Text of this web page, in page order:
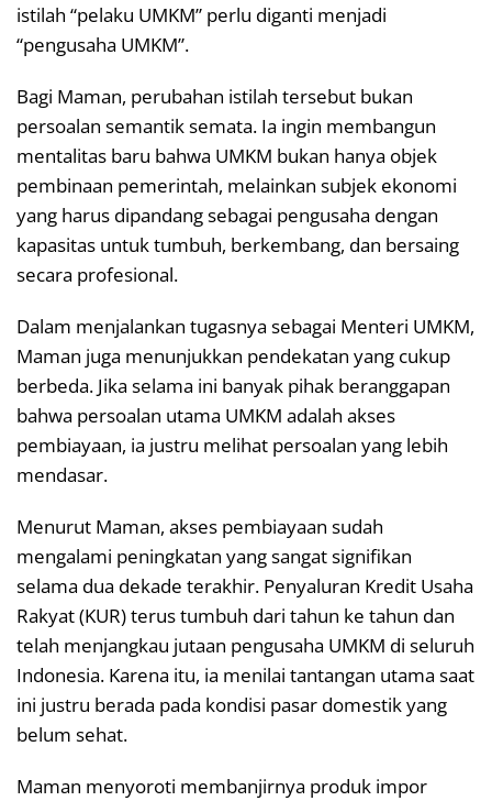
istilah “pelaku UMKM” perlu diganti menjadi
“pengusaha UMKM”.
Bagi Maman, perubahan istilah tersebut bukan
persoalan semantik semata. Ia ingin membangun
mentalitas baru bahwa UMKM bukan hanya objek
pembinaan pemerintah, melainkan subjek ekonomi
yang harus dipandang sebagai pengusaha dengan
kapasitas untuk tumbuh, berkembang, dan bersaing
secara profesional.
Dalam menjalankan tugasnya sebagai Menteri UMKM,
Maman juga menunjukkan pendekatan yang cukup
berbeda. Jika selama ini banyak pihak beranggapan
bahwa persoalan utama UMKM adalah akses
pembiayaan, ia justru melihat persoalan yang lebih
mendasar.
Menurut Maman, akses pembiayaan sudah
mengalami peningkatan yang sangat signifikan
selama dua dekade terakhir. Penyaluran Kredit Usaha
Rakyat (KUR) terus tumbuh dari tahun ke tahun dan
telah menjangkau jutaan pengusaha UMKM di seluruh
Indonesia. Karena itu, ia menilai tantangan utama saat
ini justru berada pada kondisi pasar domestik yang
belum sehat.
Maman menyoroti membanjirnya produk impor